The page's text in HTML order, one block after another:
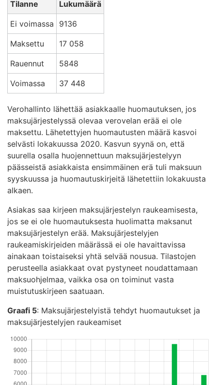
Tilanne Lukumäärä
Ei voimassa 9136
Maksettu 17 058
Rauennut 5848
Voimassa 37 448
Verohallinto lähettää asiakkaalle huomautuksen, jos
maksujärjestelyssä olevaa verovelan erää ei ole
maksettu. Lähetettyjen huomautusten määrä kasvoi
selvästi lokakuussa 2020. Kasvun syynä on, että
suurella osalla huojennettuun maksujärjestelyyn
päässeistä asiakkaista ensimmäinen erä tuli maksuun
syyskuussa ja huomautuskirjeitä lähetettiin lokakuusta
alkaen.
Asiakas saa kirjeen maksujärjestelyn raukeamisesta,
jos se ei ole huomautuksesta huolimatta maksanut
maksujärjestelyn erää. Maksujärjestelyjen
raukeamiskirjeiden määrässä ei ole havaittavissa
ainakaan toistaiseksi yhtä selvää nousua. Tilastojen
perusteella asiakkaat ovat pystyneet noudattamaan
maksuohjelmaa, vaikka osa on toiminut vasta
muistutuskirjeen saatuaan.
Graafi 5: Maksujärjestelyistä tehdyt huomautukset ja
maksujärjestelyjen raukeamiset